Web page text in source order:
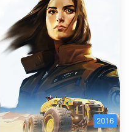
2016